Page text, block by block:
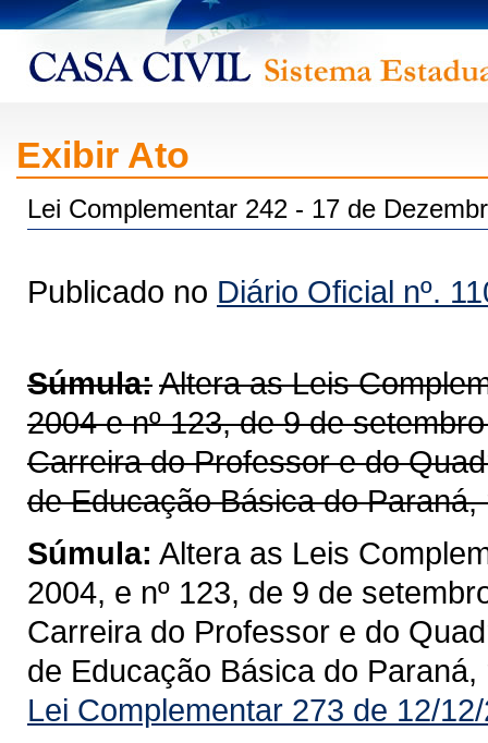
Exibir Ato
Lei Complementar 242 - 17 de
Publicado no Diário Oficial nº.
Súmula:Altera as Leis
2004 e nº 123, de 9 de
Carreira do Professor e do
de Educação Básica do
Súmula: Altera as Leis
2004, e nº 123, de 9 de
Carreira do Professor e do
de Educação Básica do
Lei Complementar 273 de 12/